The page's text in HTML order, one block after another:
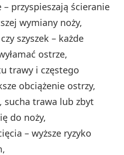
– przyspieszają ścieranie
wymiany noży,
szyszek – każde
ostrze,
trawy i częstego
obciążenie ostrzy,
sucha trawa lub zbyt
do noży,
– wyższe ryzyko